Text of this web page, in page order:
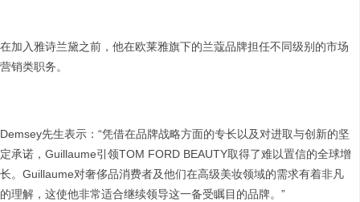
在加入雅诗兰黛之前，他在欧莱雅旗下的兰蔻品牌担任不同级别的市场
营销类职务。
Demsey先生表示：“凭借在品牌战略方面的专长以及对进取与创新的坚
定承诺，Guillaume引领TOM FORD BEAUTY取得了难以置信的全球增
长。Guillaume对奢侈品消费者及他们在高级美妆领域的需求有着非凡
的理解，这使他非常适合继续领导这一备受瞩目的品牌。”